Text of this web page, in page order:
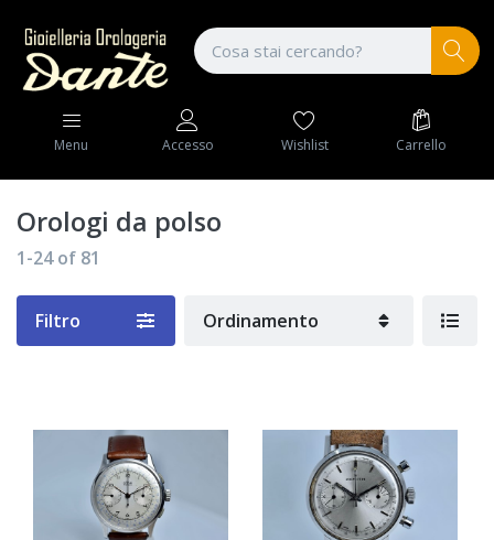
Menu Accesso Wishlist Carrello
Orologi da polso
1-24of 81
Filtro Ordinamento